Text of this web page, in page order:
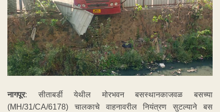
नागपूर: सीताबर्डी येथील मोरभवन बसस्थानकाजवळ बसच्या
(MH/31/CA/6178) चालकाचे वाहनावरील नियंत्रण सुटल्याने बस